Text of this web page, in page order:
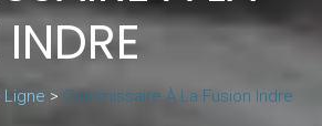
Ligne > Commissaire À La Fusion Indre